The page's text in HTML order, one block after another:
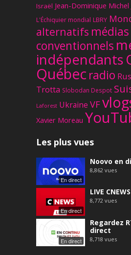
Israël Jean-Dominique Michel
L'Échiquier mondial LBRY
alternatifs médias
conventionnels
indépendants
Québec radio
Trotta Slobodan Despot
Laforest Ukraine VF
Xavier Moreau
Les plus vues
En direct
Noovo en
8,862 vues
En direct
LIVE CNEWS
8,772 vues
En direct
Regardez
direct
8,718 vues